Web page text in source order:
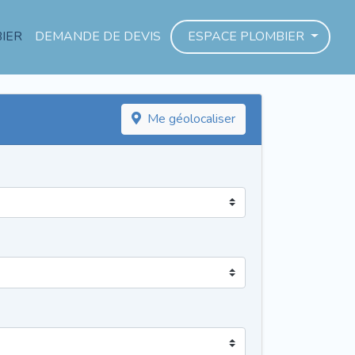
DEMANDE DE DEVIS ESPACE PLOMBIER
Me géolocaliser